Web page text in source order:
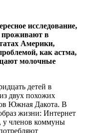
исследование,
проживают в
Америки,
как астма,
молочные
детей в
двух похожих
Южная Дакота. В
жизни: Интернет
у членов коммуны